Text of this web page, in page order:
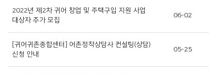
2022년 제2차 귀어 창업 및 주택구입 지원 사업
대상자 추가 모집
06-02
[귀어귀촌종합센터] 어촌정착상담사 컨설팅(상담)
신청 안내
05-25